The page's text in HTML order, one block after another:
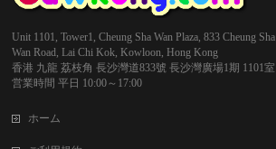
Unit 1101, Tower1, Cheung Sha Wan Plaza, 833 Cheung Sha
Wan Road, Lai Chi Kok, Kowloon, Hong Kong
香港 九龍 荔枝角 長沙灣道833號 長沙灣廣場1期 1101室
営業時間 平日 10:00～17:00
ホーム